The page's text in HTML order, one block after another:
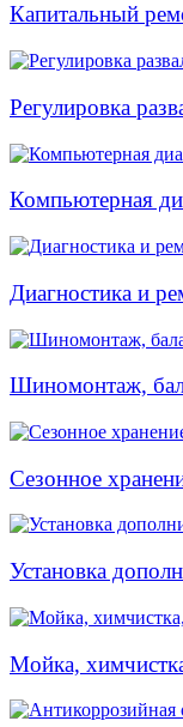
Капитальный
Регулировка
Компьютерная
Диагностика и
Шиномонтаж,
Сезонное
Установка
Мойка,